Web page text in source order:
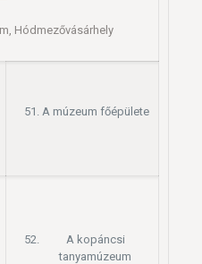
Hódmezővásárhely
A múzeum főépülete
A kopáncsi
tanyamúzeum